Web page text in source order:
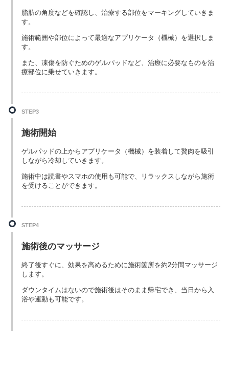
脂肪の角度などを確認し、治療する部位をマーキングしていきま
す。
施術範囲や部位によって最適なアプリケータ（機械）を選択しま
す。
また、凍傷を防ぐためのゲルパッドなど、治療に必要なものを治
療部位に乗せていきます。
STEP3
施術開始
ゲルパッドの上からアプリケータ（機械）を装着して贅肉を吸引
しながら冷却していきます。
施術中は読書やスマホの使用も可能で、リラックスしながら施術
を受けることができます。
STEP4
施術後のマッサージ
終了後すぐに、効果を高めるために施術箇所を約2分間マッサージ
します。
ダウンタイムはないので施術後はそのまま帰宅でき、当日から入
浴や運動も可能です。